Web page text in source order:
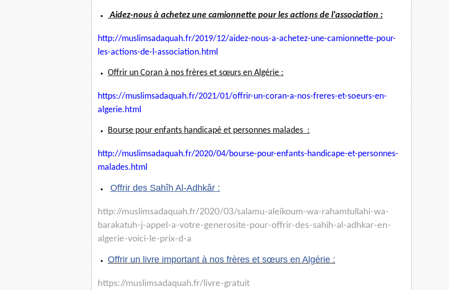
Aidez-nous à achetez une camionnette pour les actions de l'association :
http://muslimsadaquah.fr/2019/12/aidez-nous-a-achetez-une-camionnette-pour-
les-actions-de-l-association.html
Offrir un Coran à nos frères et sœurs en Algérie :
https://muslimsadaquah.fr/2021/01/offrir-un-coran-a-nos-freres-et-soeurs-en-
algerie.html
Bourse pour enfants handicapé et personnes malades :
http://muslimsadaquah.fr/2020/04/bourse-pour-enfants-handicape-et-personnes-
malades.html
Offrir des Sahîh Al-Adhkâr :
http://muslimsadaquah.fr/2020/03/salamu-aleikoum-wa-rahamtullahi-wa-
barakatuh-j-appel-a-votre-generosite-pour-offrir-des-sahih-al-adhkar-en-
algerie-voici-le-prix-d-a
Offrir un livre important à nos frères et sœurs en Algérie :
https://muslimsadaquah.fr/ livre-gratuit